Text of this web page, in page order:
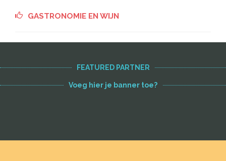
GASTRONOMIE EN WIJN
FEATURED PARTNER
Voeg hier je banner toe?